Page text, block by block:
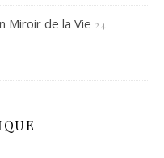
Miroir de la Vie 24